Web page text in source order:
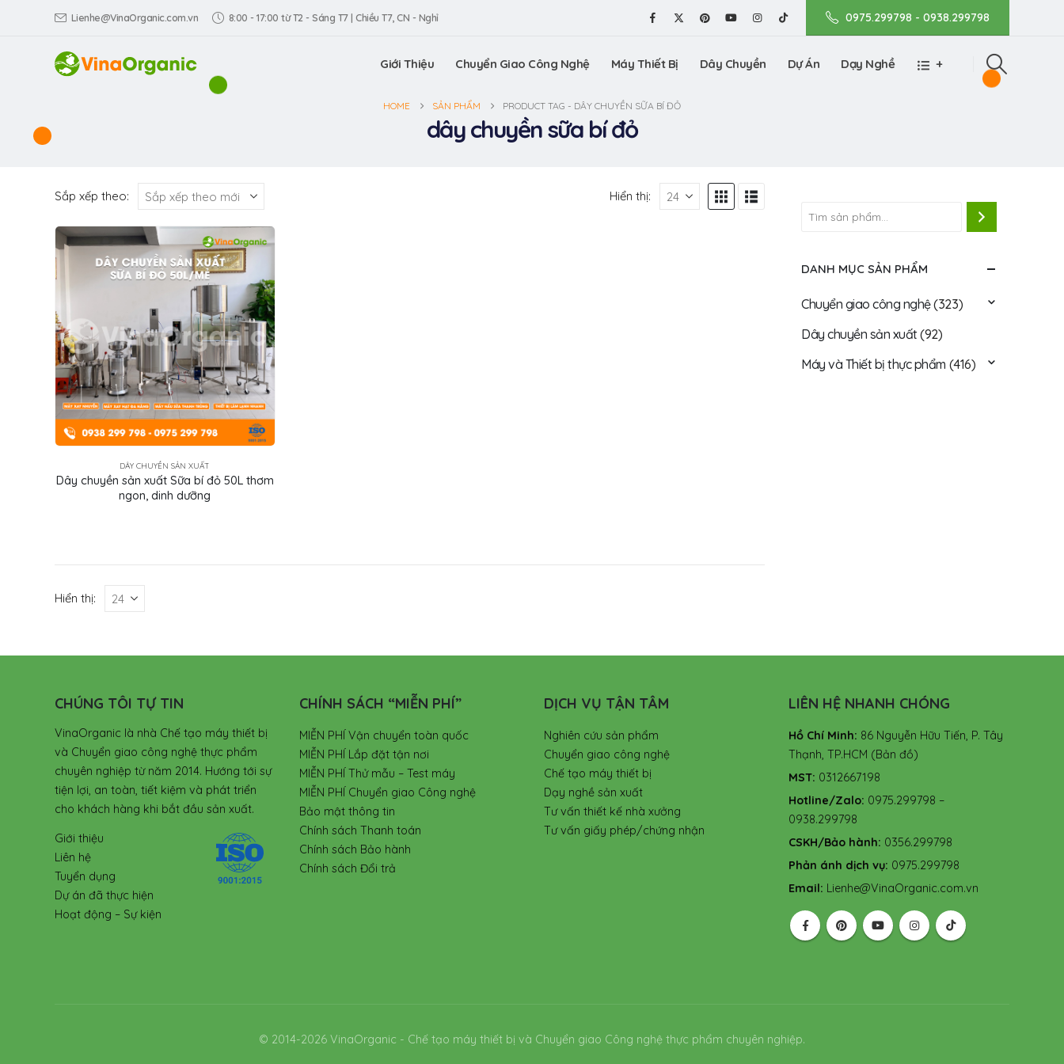
Lienhe@VinaOrganic.com.vn 8:00 - 17:00 từ T2 - Sáng T7 | Chiều T7, CN - Nghỉ 0975.299798 - 0938.299798
Giới Thiệu Chuyển Giao Công Nghệ Máy Thiết Bị Dây Chuyền Dự Án Dạy Nghề +
HOME SẢN PHẨM PRODUCT TAG - DÂY CHUYỀN SỮA BÍ ĐỎ
dây chuyền sữa bí đỏ
Sắp xếp theo: Hiển thị:
DÂY CHUYỀN SẢN XUẤT
Dây chuyền sản xuất Sữa bí đỏ 50L thơm
ngon, dinh dưỡng
Hiển thị:
DANH MỤC SẢN PHẨM
Chuyển giao công nghệ(323)
Dây chuyền sản xuất(92)
Máy và Thiết bị thực phẩm (416)
CHÚNG TÔI TỰ TIN
VinaOrganic là nhà Chế tạo máy thiết bị
và Chuyển giao công nghệ thực phẩm
chuyên nghiệp từ năm 2014. Hướng tới sự
tiện lợi, an toàn, tiết kiệm và phát triển
cho khách hàng khi bắt đầu sản xuất.
Giới thiệu
Liên hệ
Tuyển dụng
Dự án đã thực hiện
Hoạt động – Sự kiện
CHÍNH SÁCH “MIỄN PHÍ”
MIỄN PHÍ Vận chuyển toàn quốc
MIỄN PHÍ Lắp đặt tận nơi
MIỄN PHÍ Thử mẫu – Test máy
MIỄN PHÍ Chuyển giao Công nghệ
Bảo mật thông tin
Chính sách Thanh toán
Chính sách Bảo hành
Chính sách Đổi trả
DỊCH VỤ TẬN TÂM
Nghiên cứu sản phẩm
Chuyển giao công nghệ
Chế tạo máy thiết bị
Dạy nghề sản xuất
Tư vấn thiết kế nhà xưởng
Tư vấn giấy phép/chứng nhận
LIÊN HỆ NHANH CHÓNG
Hồ Chí Minh: 86 Nguyễn Hữu Tiến, P. Tây
Thạnh, TP.HCM (Bản đồ)
MST: 0312667198
Hotline/Zalo: 0975.299798 –
0938.299798
CSKH/Bảo hành: 0356.299798
Phản ánh dịch vụ: 0975.299798
Email: Lienhe@VinaOrganic.com.vn
© 2014-2026 VinaOrganic - Chế tạo máy thiết bị và Chuyển giao Công nghệ thực phẩm chuyên nghiệp.